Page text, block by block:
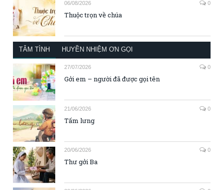
06/08/2026 0
Thuộc trọn về chúa
TÂM TÌNH HUYỀN NHIỆM ƠN GỌI
27/07/2026 0
Gởi em – người đã được gọi tên
21/06/2026 0
Tấm lưng
20/06/2026 0
Thư gởi Ba